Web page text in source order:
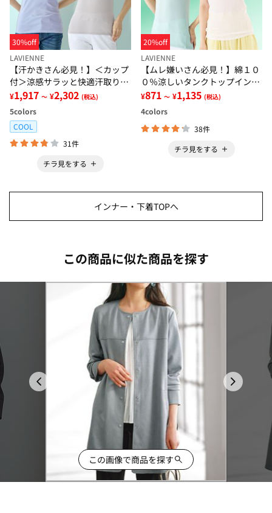
30%off
LAVIENNE
【汗かきさん必見！】＜カップ
付＞涼感サラッと快適汗取りタ
ンクトップインナー＜さらりラ
ボ＞
¥1,917 ～ ¥2,302 (税込)
5colors
COOL
31件
チラ見をする
20%off
LAVIENNE
【ムレ嫌いさん必見！】綿１０
０％涼しいタンクトップインナ
ー＜さらりラボ＞
¥871 ～ ¥1,135 (税込)
4colors
38件
チラ見をする
インナー・下着TOPへ
この商品に似た商品を探す
この画像で商品を探す